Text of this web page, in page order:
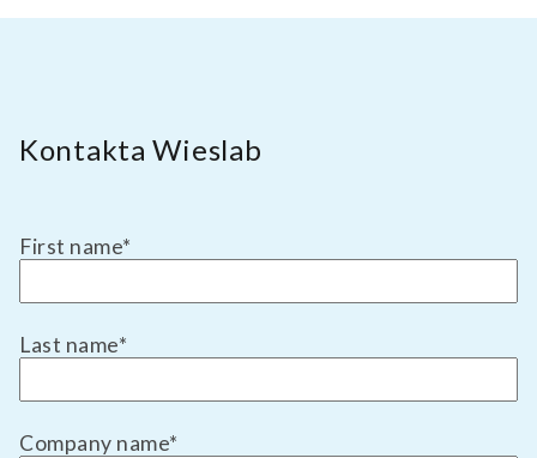
Kontakta Wieslab
First name*
Last name*
Company name*